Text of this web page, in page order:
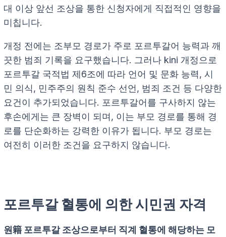
대 이상 앞선 조상을 통한 신청자에게 직접적인 영향을
미칩니다.
개정 전에는 조부모 경로가 주로 포르투갈어 능력과 깨
끗한 범죄 기록을 요구했습니다. 그러나 kini 개정으로
포르투갈 국적법 제6조에 따라 언어 및 문화 능력, 시
민 의식, 민주주의 원칙 준수 선언, 범죄 조건 등 다양한
요건이 추가되었습니다. 포르투갈어를 구사하지 않는
후손에게는 큰 장벽이 되며, 이는 부모 경로를 통해 경
로를 단순화하는 강력한 이유가 됩니다. 부모 경로는
여전히 이러한 조건을 요구하지 않습니다.
포르투갈 혈통에 의한 시민권 자격
원籍 포르투갈 조상으로부터 직계 혈통에 해당하는 모